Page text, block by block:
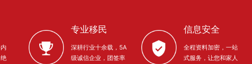
专业移民
深耕行业十余载，5A
级诚信企业，团签率
信息安全
全程资料加密，一站
式服务，让您和家人